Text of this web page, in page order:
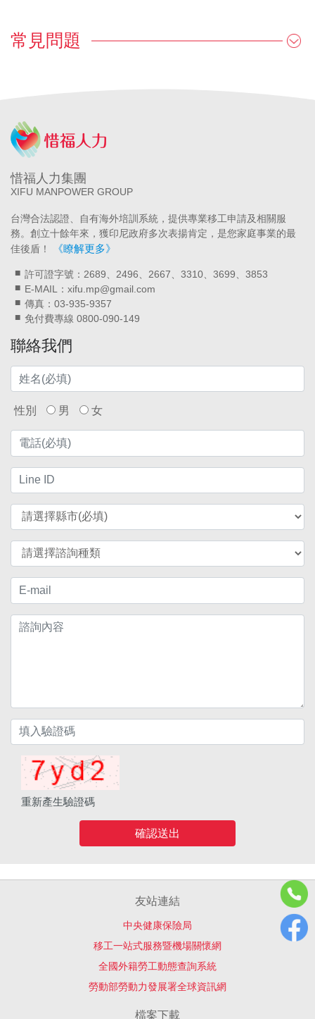
常見問題
惜福人力集團
XIFU MANPOWER GROUP
台灣合法認證、自有海外培訓系統，提供專業移工申請及相關服
務。創立十餘年來，獲印尼政府多次表揚肯定，是您家庭事業的最
佳後盾！
《瞭解更多》
許可證字號：2689、2496、2667、3310、3699、3853
E-MAIL：xifu.mp@gmail.com
傳真：03-935-9357
免付費專線 0800-090-149
聯絡我們
性別 男 女
重新產生驗證碼
確認送出
友站連結
中央健康保險局
移工一站式服務暨機場關懷網
全國外籍勞工動態查詢系統
勞動部勞動力發展署全球資訊網
檔案下載